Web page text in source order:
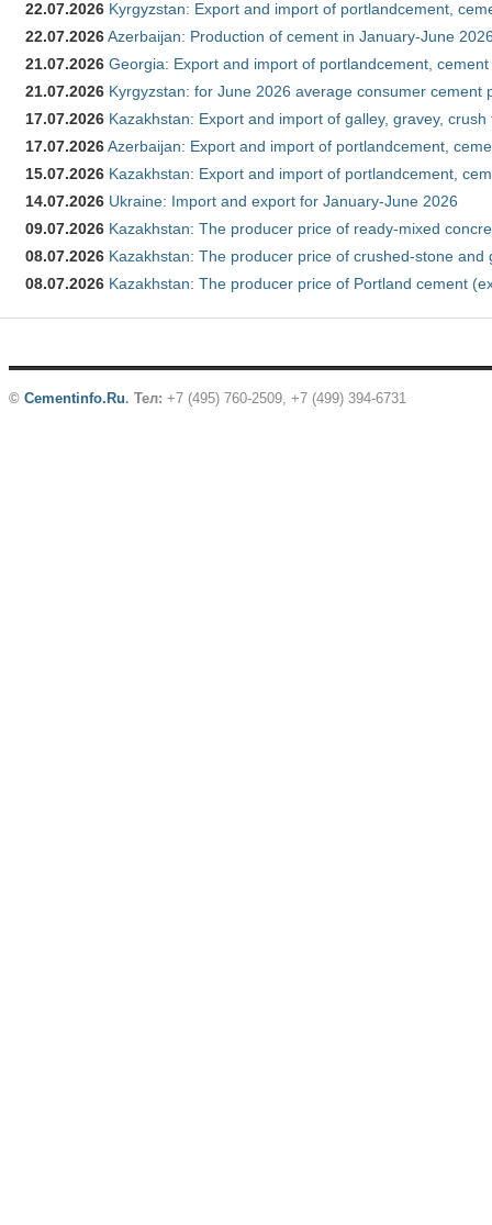
22.07.2026 Kyrgyzstan: Export and import of portlandcement,
22.07.2026Azerbaijan: Production of cement in January-June
21.07.2026 Georgia: Export and import of portlandcement,
21.07.2026 Kyrgyzstan: for June 2026 average consumer cement
17.07.2026 Kazakhstan: Export and import of galley, gravey,
17.07.2026Azerbaijan: Export and import of portlandcement,
15.07.2026 Kazakhstan: Export and import of portlandcement,
14.07.2026 Ukraine: Import and export for January-June 2026
09.07.2026 Kazakhstan: The producer price of ready-mixed
08.07.2026 Kazakhstan: The producer price of crushed-stone and
08.07.2026 Kazakhstan: The producer price of Portland cement
© Cementinfo.Ru. Тел: +7 (495) 760-2509, +7 (499) 394-6731